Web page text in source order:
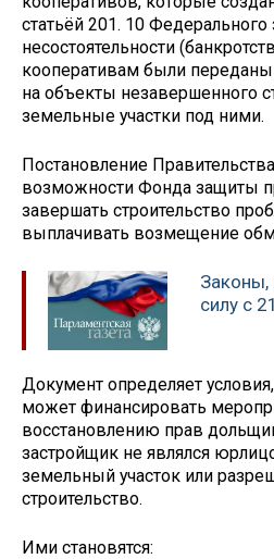
статьёй 201. 10 Федерального
несостоятельности
кооперативам были
на объекты незавершенного
земельные участки под ними.
Постановление
возможности Фонда защиты
завершать строительство
выплачивать возмещение
Законы,
силу с
Документ определяет
может финансировать
восстановлению прав
застройщик не являлся
земельный участок или
строительство.
Ими становятся: